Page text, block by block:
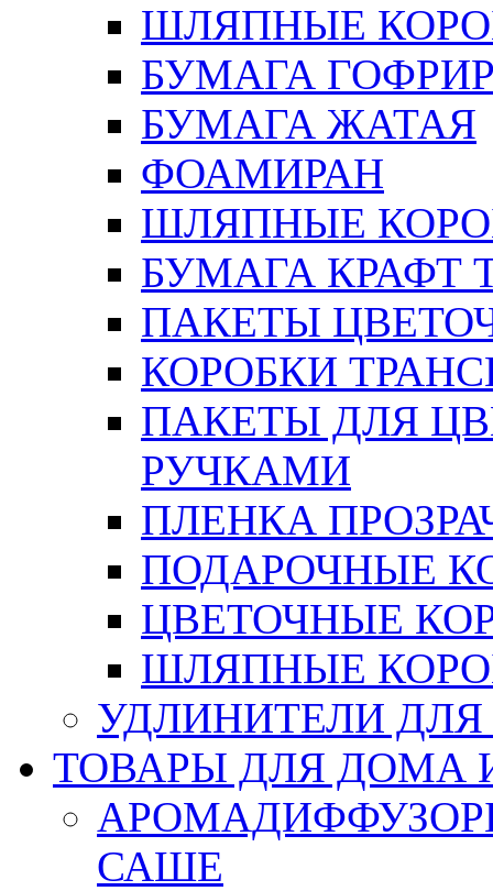
ШЛЯПНЫЕ
БУМАГА
БУМАГА ЖАТАЯ
ФОАМИРАН
ШЛЯПНЫЕ
БУМАГА КРАФТ
ПАКЕТЫ
КОРОБКИ
ПАКЕТЫ ДЛЯ
РУЧКАМИ
ПЛЕНКА
ПОДАРОЧНЫЕ
ЦВЕТОЧНЫЕ
ШЛЯПНЫЕ
УДЛИНИТЕЛИ
ТОВАРЫ ДЛЯ ДОМА
САШЕ